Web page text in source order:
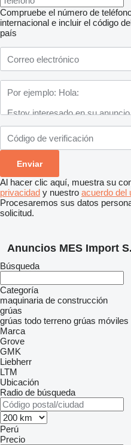
Compruebe el número de
internacional e incluir el código
país
Al hacer clic aquí, muestra su
privacidad y nuestro acuerdo del
Procesaremos sus datos
solicitud.
Anuncios MES Import
Búsqueda
Categoría
maquinaria de construcción
grúas
grúas todo terreno grúas móviles
Marca
Grove
GMK
Liebherr
LTM
Ubicación
Radio de búsqueda
Perú
Precio